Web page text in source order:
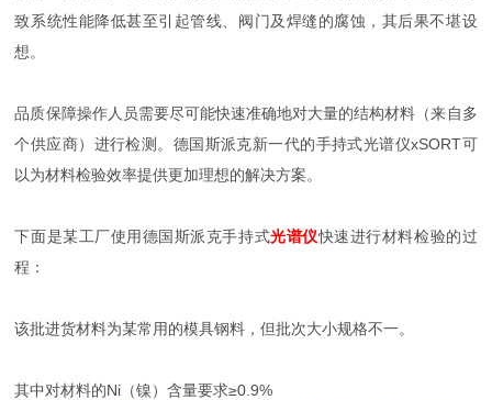
致系统性能降低甚至引起管线、阀门及焊缝的腐蚀，其后果不堪设
想。
品质保障操作人员需要尽可能快速准确地对大量的结构材料（来自多
个供应商）进行检测。德国斯派克新一代的手持式光谱仪xSORT可
以为材料检验效率提供更加理想的解决方案。
下面是某工厂使用德国斯派克手持式光谱仪快速进行材料检验的过
程：
该批进货材料为某常用的模具钢料，但批次大小规格不一。
其中对材料的Ni（镍）含量要求≥0.9%